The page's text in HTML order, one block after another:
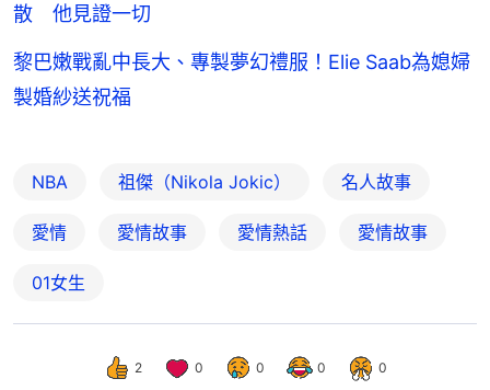
散 他見證一切
黎巴嫩戰亂中長大、專製夢幻禮服！Elie Saab為媳婦
製婚紗送祝福
NBA 祖傑（Nikola Jokic） 名人故事
愛情 愛情故事 愛情熱話 愛情故事
01女生
2 0 0 0 0